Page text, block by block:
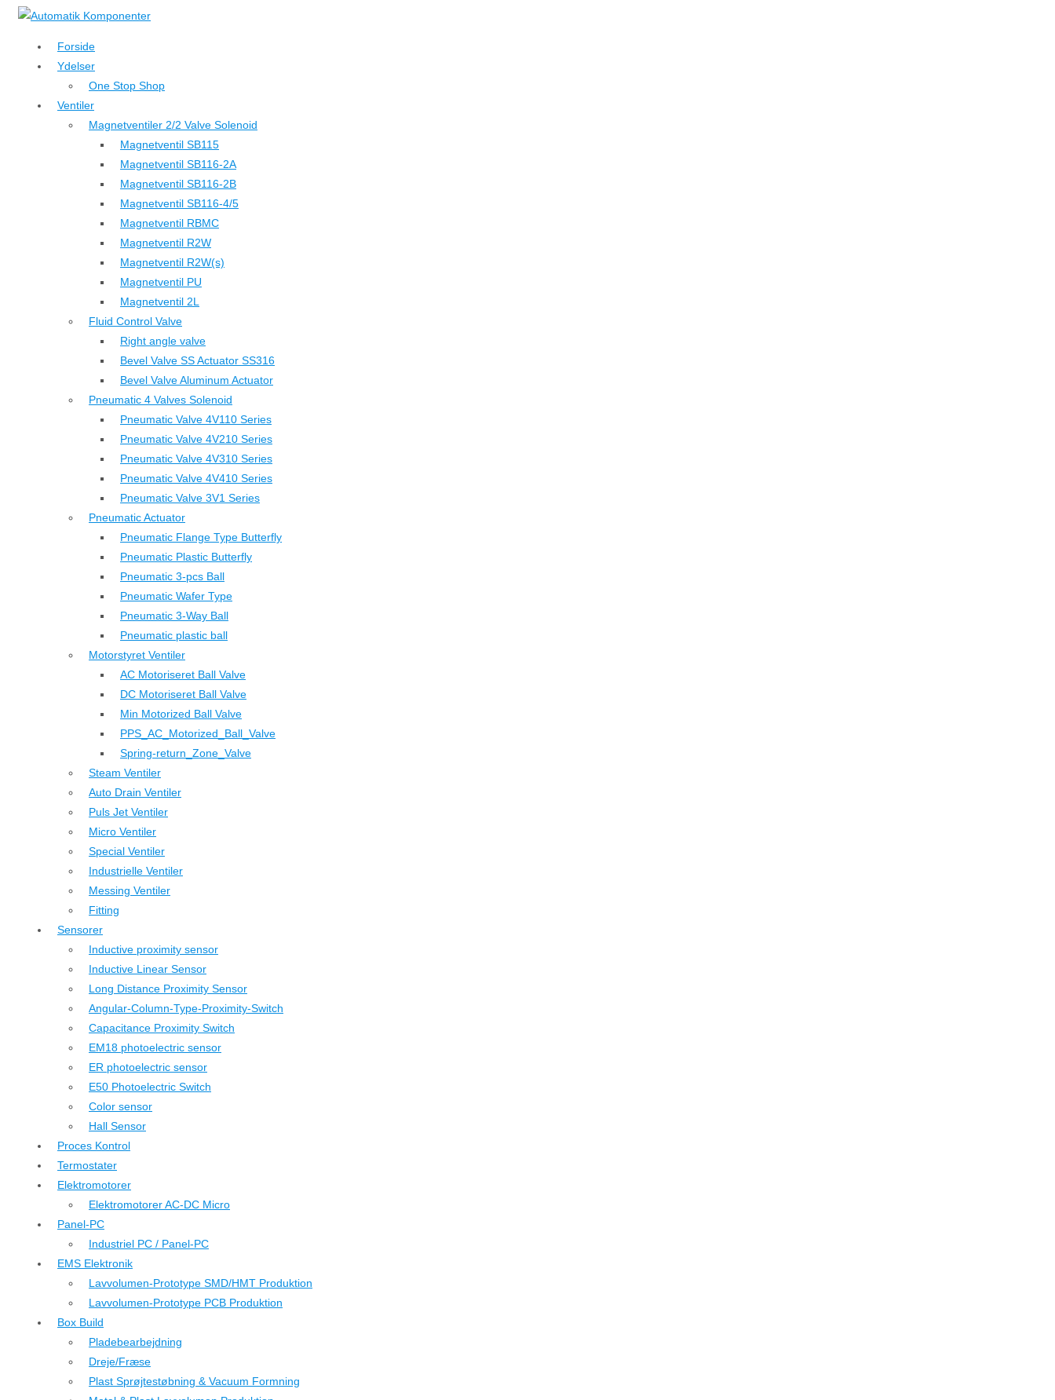
↓
hovedindhold
Forside
Ydelser
One Stop Shop
Ventiler
Magnetventiler 2/2 Valve Solenoid
Magnetventil SB115
Magnetventil SB116-2A
Magnetventil SB116-2B
Magnetventil SB116-4/5
Magnetventil RBMC
Magnetventil R2W
Magnetventil R2W(s)
Magnetventil PU
Magnetventil 2L
Fluid Control Valve
Right angle valve
Bevel Valve SS Actuator SS316
Bevel Valve Aluminum Actuator
Pneumatic 4 Valves Solenoid
Pneumatic Valve 4V110 Series
Pneumatic Valve 4V210 Series
Pneumatic Valve 4V310 Series
Pneumatic Valve 4V410 Series
Pneumatic Valve 3V1 Series
Pneumatic Actuator
Pneumatic Flange Type Butterfly
Pneumatic Plastic Butterfly
Pneumatic 3-pcs Ball
Pneumatic Wafer Type
Pneumatic 3-Way Ball
Pneumatic plastic ball
Motorstyret Ventiler
AC Motoriseret Ball Valve
DC Motoriseret Ball Valve
Min Motorized Ball Valve
PPS_AC_Motorized_Ball_Valve
Spring-return_Zone_Valve
Steam Ventiler
Auto Drain Ventiler
Puls Jet Ventiler
Micro Ventiler
Special Ventiler
Industrielle Ventiler
Messing Ventiler
Fitting
Sensorer
Inductive proximity sensor
Inductive Linear Sensor
Long Distance Proximity Sensor
Angular-Column-Type-Proximity-Switch
Capacitance Proximity Switch
EM18 photoelectric sensor
ER photoelectric sensor
E50 Photoelectric Switch
Color sensor
Hall Sensor
Proces Kontrol
Termostater
Elektromotorer
Elektromotorer AC-DC Micro
Panel-PC
Industriel PC / Panel-PC
EMS Elektronik
Lavvolumen-Prototype SMD/HMT Produktion
Lavvolumen-Prototype PCB Produktion
Box Build
Pladebearbejdning
Dreje/Fræse
Plast Sprøjtestøbning & Vacuum Formning